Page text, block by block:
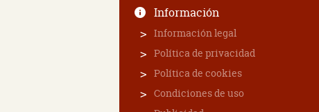
Información
Información legal
Política de privacidad
Política de cookies
Condiciones de uso